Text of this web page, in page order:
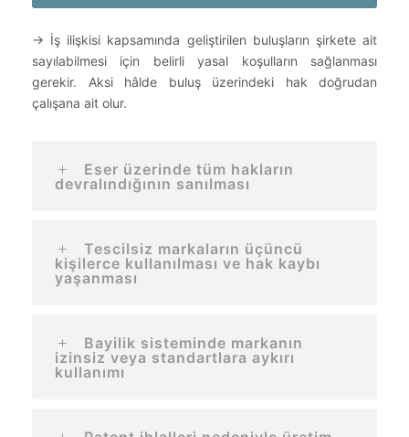
→ İş ilişkisi kapsamında geliştirilen buluşların şirkete ait
sayılabilmesi için belirli yasal koşulların sağlanması
gerekir. Aksi hâlde buluş üzerindeki hak doğrudan
çalışana ait olur.
Eser üzerinde tüm hakların
devralındığının sanılması
Tescilsiz markaların üçüncü
kişilerce kullanılması ve hak kaybı
yaşanması
Bayilik sisteminde markanın
izinsiz veya standartlara aykırı
kullanımı